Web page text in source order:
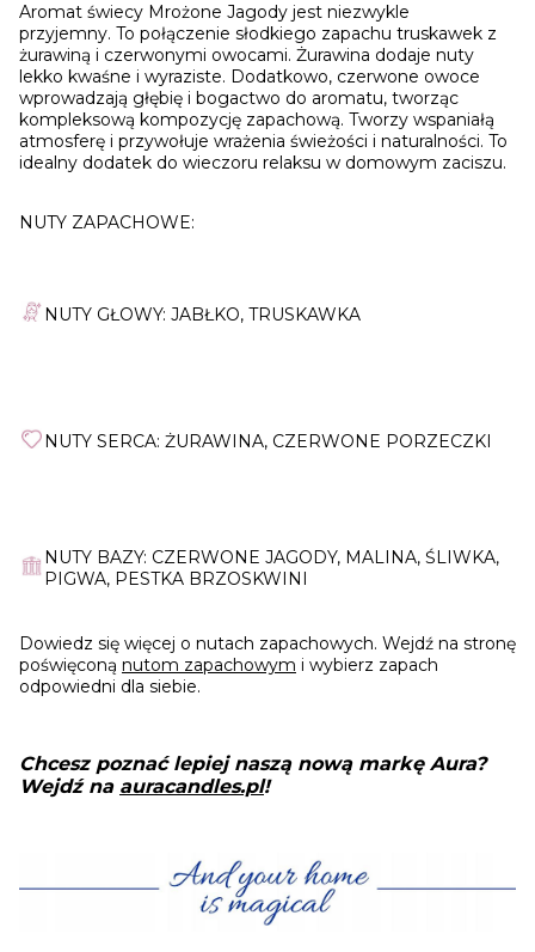
Aromat świecy Mrożone Jagody jest niezwykle
przyjemny. To połączenie słodkiego zapachu truskawek z
żurawiną i czerwonymi owocami. Żurawina dodaje nuty
lekko kwaśne i wyraziste. Dodatkowo, czerwone owoce
wprowadzają głębię i bogactwo do aromatu, tworząc
kompleksową kompozycję zapachową. Tworzy wspaniałą
atmosferę i przywołuje wrażenia świeżości i naturalności. To
idealny dodatek do wieczoru relaksu w domowym zaciszu.
NUTY ZAPACHOWE:
NUTY GŁOWY: JABŁKO, TRUSKAWKA
NUTY SERCA: ŻURAWINA, CZERWONE PORZECZKI
NUTY BAZY: CZERWONE JAGODY, MALINA, ŚLIWKA,
PIGWA, PESTKA BRZOSKWINI
Dowiedz się więcej o nutach zapachowych. Wejdź na stronę
poświęconą nutom zapachowym i wybierz zapach
odpowiedni dla siebie.
Chcesz poznać lepiej naszą nową markę Aura?
Wejdź na auracandles.pl!